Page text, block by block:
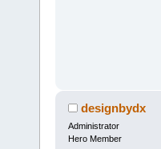
designbydx
Administrator
Hero Member